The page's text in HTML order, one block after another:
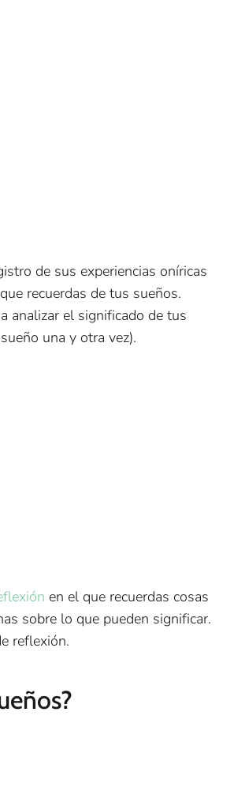
de sus experiencias oníricas
recuerdas de tus sueños.
analizar el significado de tus
una y otra vez).
en el que recuerdas cosas
sobre lo que pueden significar.
reflexión.